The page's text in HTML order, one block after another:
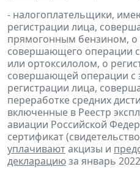
- налогоплательщики,
регистрации лица,
прямогонным бензином, о
совершающего операции
или ортоксилолом, о
совершающей операции с
регистрации лица,
переработке средних
включенные в Реестр
авиации Российской
сертификат
уплачиваютакцизы и
декларациюза январь